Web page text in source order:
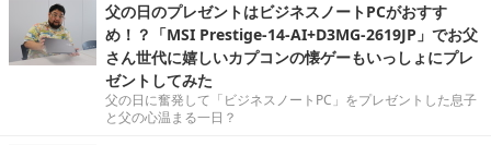
父の日のプレゼントはビジネスノートPCがおすす
め！？「MSI Prestige-14-AI+D3MG-2619JP」でお父
さん世代に嬉しいカプコンの懐ゲーもいっしょにプレ
ゼントしてみた
父の日に奮発して「ビジネスノートPC」をプレゼントした息子
と父の心温まる一日？